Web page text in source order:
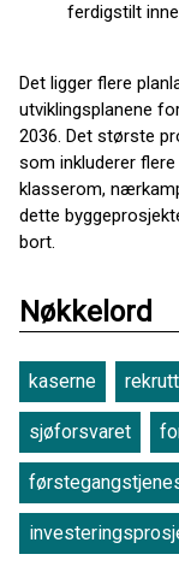
ferdigstilt
Det ligger flere
utviklingsplanene
2036. Det største
som inkluderer
klasserom,
dette
bort.
Nøkkelord
kaserne
sjøforsvaret